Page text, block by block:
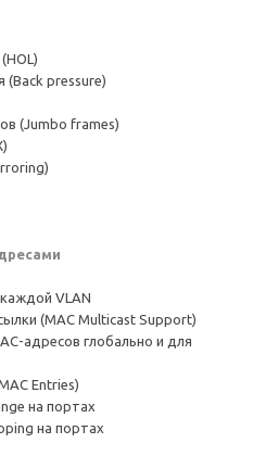
pressure)
(Jumbo frames)
VLAN
(MAC Multicast Support)
адресов глобально и для
Entries)
на портах
на портах